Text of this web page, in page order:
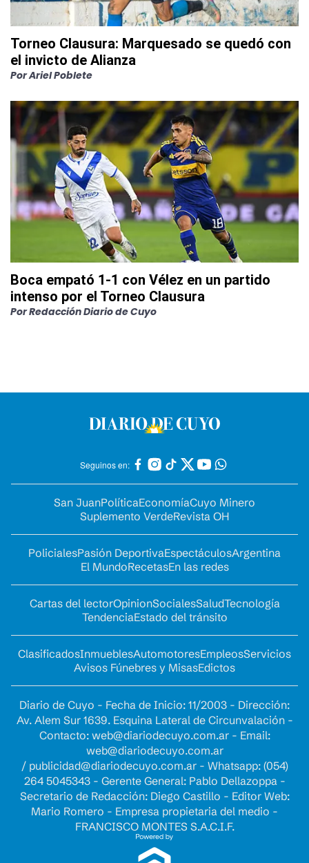
Torneo Clausura: Marquesado se quedó con
el invicto de Alianza
PorAriel Poblete
Boca empató 1-1 con Vélez en un partido
intenso por el Torneo Clausura
PorRedacción Diario de Cuyo
Seguinos en:
San JuanPolíticaEconomíaCuyo Minero
Suplemento VerdeRevista OH
PolicialesPasión DeportivaEspectáculosArgentina
El MundoRecetasEn las redes
Cartas del lectorOpinionSocialesSaludTecnología
TendenciaEstado del tránsito
ClasificadosInmueblesAutomotoresEmpleosServicios
Avisos Fúnebres y MisasEdictos
Diario de Cuyo - Fecha de Inicio: 11/2003 - Dirección:
Av. Alem Sur 1639. Esquina Lateral de Circunvalación -
Contacto: web@diariodecuyo.com.ar- Email:
web@diariodecuyo.com.ar
/ publicidad@diariodecuyo.com.ar- Whatsapp: (054)
264 5045343 - Gerente General: Pablo Dellazoppa -
Secretario de Redacción: Diego Castillo - Editor Web:
Mario Romero - Empresa propietaria del medio -
FRANCISCO MONTES S.A.C.I.F.